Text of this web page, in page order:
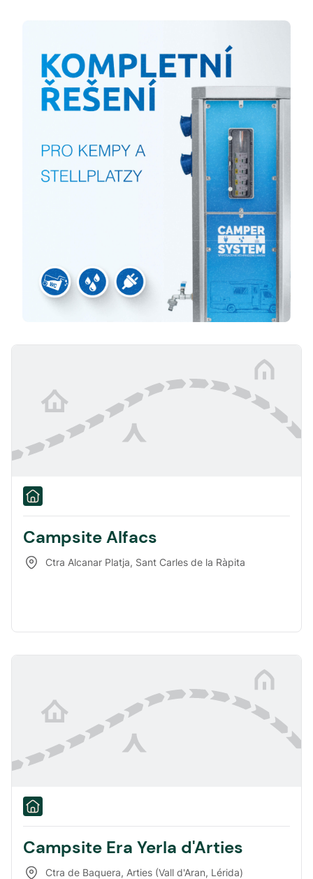
Campsite Alfacs
Ctra Alcanar Platja, Sant Carles de la Ràpita
Campsite Era Yerla d'Arties
Ctra de Baquera, Arties (Vall d'Aran, Lérida)